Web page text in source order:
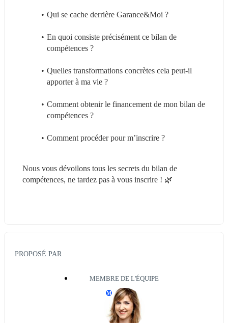
Qui se cache derrière Garance&Moi ?
En quoi consiste précisément ce bilan de
compétences ?
Quelles transformations concrètes cela peut-il
apporter à ma vie ?
Comment obtenir le financement de mon bilan de
compétences ?
Comment procéder pour m’inscrire ?
Nous vous dévoilons tous les secrets du bilan de
compétences, ne tardez pas à vous inscrire ! 🌿
PROPOSÉ PAR
MEMBRE DE L'ÉQUIPE
M